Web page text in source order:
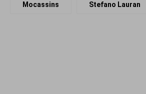
Mocassins Stefano Lauran